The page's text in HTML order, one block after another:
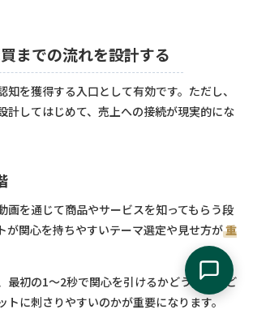
までの流れを設計する
知を獲得する入口として有効です。ただし、
計してはじめて、売上への接続が現実的にな
画を通じて商品やサービスを知ってもらう段
が関心を持ちやすいテーマ選定や見せ方が重
最初の1～2秒で関心を引けるかどうかや、ど
トに刺さりやすいのかが重要になります。